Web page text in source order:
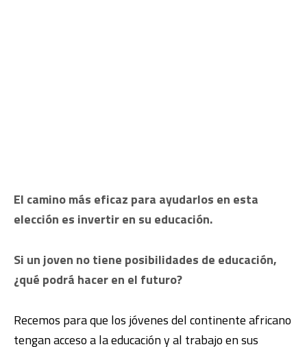
El camino más eficaz para ayudarlos en esta
elección es invertir en su educación.
Si un joven no tiene posibilidades de educación,
¿qué podrá hacer en el futuro?
Recemos para que los jóvenes del continente africano
tengan acceso a la educación y al trabajo en sus